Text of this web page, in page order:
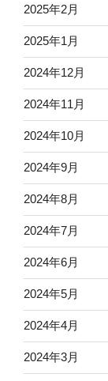
2025年2月
2025年1月
2024年12月
2024年11月
2024年10月
2024年9月
2024年8月
2024年7月
2024年6月
2024年5月
2024年4月
2024年3月